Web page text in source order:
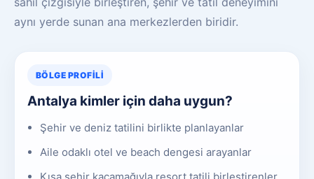
aynı yerde sunan ana merkezlerden biridir.
BÖLGE PROFILI
Antalya kimler için daha uygun?
Şehir ve deniz tatilini birlikte planlayanlar
Aile odaklı otel ve beach dengesi arayanlar